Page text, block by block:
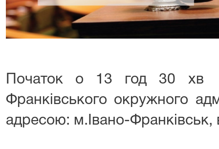
Початок о 13 год 30 хв
Франківського окружного
адресою: м.Івано-Франківськ,